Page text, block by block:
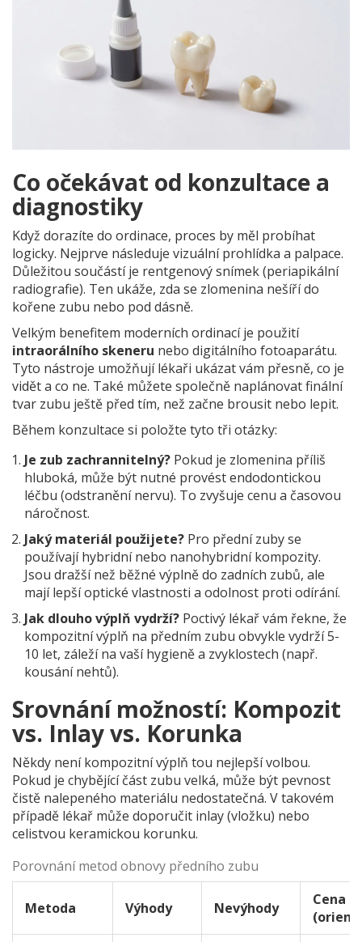
Co očekávat od konzultace a
diagnostiky
Když dorazíte do ordinace, proces by měl probíhat
logicky. Nejprve následuje vizuální prohlídka a palpace.
Důležitou součástí je rentgenový snímek (periapikální
radiografie). Ten ukáže, zda se zlomenina nešíří do
kořene zubu nebo pod dásně.
Velkým benefitem moderních ordinací je použití
intraorálního skeneru nebo digitálního fotoaparátu.
Tyto nástroje umožňují lékaři ukázat vám přesně, co je
vidět a co ne. Také můžete společně naplánovat finální
tvar zubu ještě před tím, než začne brousit nebo lepit.
Během konzultace si položte tyto tři otázky:
Je zub zachrannitelný? Pokud je zlomenina příliš
hluboká, může být nutné provést endodontickou
léčbu (odstranění nervu). To zvyšuje cenu a časovou
náročnost.
Jaký materiál použijete? Pro přední zuby se
používají hybridní nebo nanohybridní kompozity.
Jsou dražší než běžné výplně do zadních zubů, ale
mají lepší optické vlastnosti a odolnost proti odírání.
Jak dlouho výplň vydrží? Poctivý lékař vám řekne, že
kompozitní výplň na předním zubu obvykle vydrží 5-
10 let, záleží na vaší hygieně a zvyklostech (např.
kousání nehtů).
Srovnání možností: Kompozit
vs. Inlay vs. Korunka
Někdy není kompozitní výplň tou nejlepší volbou.
Pokud je chybějící část zubu velká, může být pevnost
čistě nalepeného materiálu nedostatečná. V takovém
případě lékař může doporučit inlay (vložku) nebo
celistvou keramickou korunku.
Porovnání metod obnovy předního zubu
Metoda Výhody Nevýhody
Cena